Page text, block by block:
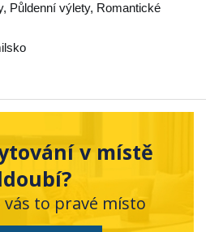
Půldenní výlety, Romantické
v místě
to pravé místo